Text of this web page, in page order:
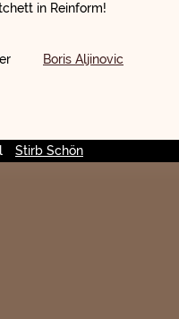
in Reinform!
Boris Aljinovic
Stirb Schön